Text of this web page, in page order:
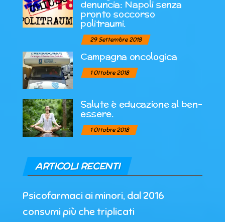
denuncia: Napoli senza
pronto soccorso
politraumi.
29 Settembre 2018
Campagna oncologica
1 Ottobre 2018
Salute è educazione al ben-
essere.
1 Ottobre 2018
ARTICOLI RECENTI
Psicofarmaci ai minori, dal 2016
consumi più che triplicati